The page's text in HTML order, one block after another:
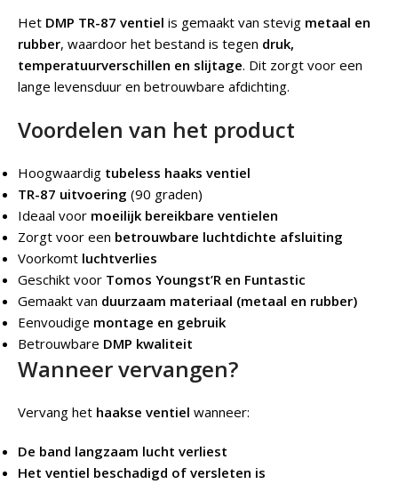
Het DMP TR-87 ventiel is gemaakt van stevig metaal en
rubber, waardoor het bestand is tegen druk,
temperatuurverschillen en slijtage. Dit zorgt voor een
lange levensduur en betrouwbare afdichting.
Voordelen van het product
Hoogwaardig tubeless haaks ventiel
TR-87 uitvoering (90 graden)
Ideaal voor moeilijk bereikbare ventielen
Zorgt voor een betrouwbare luchtdichte afsluiting
Voorkomt luchtverlies
Geschikt voor Tomos Youngst’R en Funtastic
Gemaakt van duurzaam materiaal (metaal en rubber)
Eenvoudige montage en gebruik
Betrouwbare DMP kwaliteit
Wanneer vervangen?
Vervang het haakse ventiel wanneer:
De band langzaam lucht verliest
Het ventiel beschadigd of versleten is